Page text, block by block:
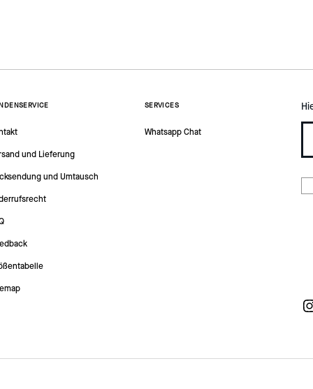
und Lieferung
und Umtausch
SERVICES
Whatsapp Chat